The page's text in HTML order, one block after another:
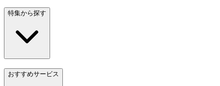
特集から探す
おすすめサービス